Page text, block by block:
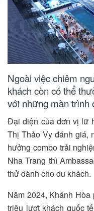
Ngoài việc chiêm
khách còn có thể
với những màn trình
Đại diện của đơn vị lữ
Thị Thảo Vy đánh giá,
hưởng combo trải
Nha Trang thì
thử dành cho du khách.
Năm 2024, Khánh
triệu lượt khách quốc